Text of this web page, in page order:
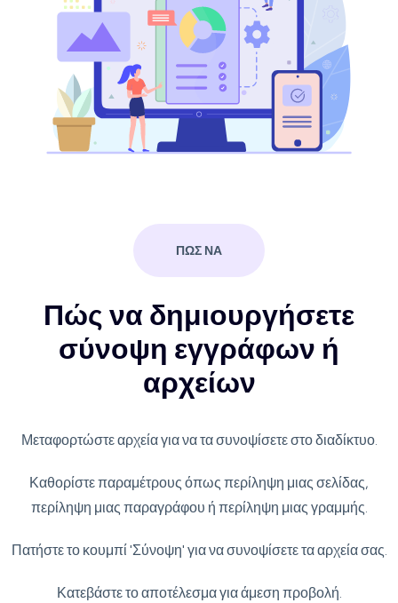
ΠΩΣ ΝΑ
Πώς να δημιουργήσετε
σύνοψη εγγράφων ή
αρχείων
Μεταφορτώστε αρχεία για να τα συνοψίσετε στο διαδίκτυο.
Καθορίστε παραμέτρους όπως περίληψη μιας σελίδας,
περίληψη μιας παραγράφου ή περίληψη μιας γραμμής.
Πατήστε το κουμπί 'Σύνοψη' για να συνοψίσετε τα αρχεία σας.
Κατεβάστε το αποτέλεσμα για άμεση προβολή.